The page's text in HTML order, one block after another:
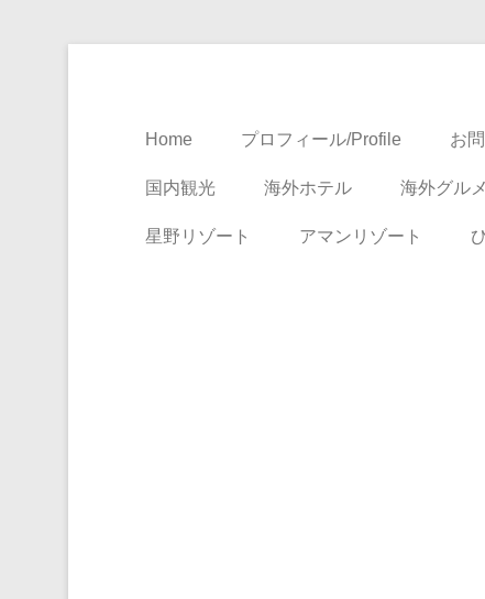
Home プロフィール/Profile お
国内観光 海外ホテル 海外グルメ
星野リゾート アマンリゾート